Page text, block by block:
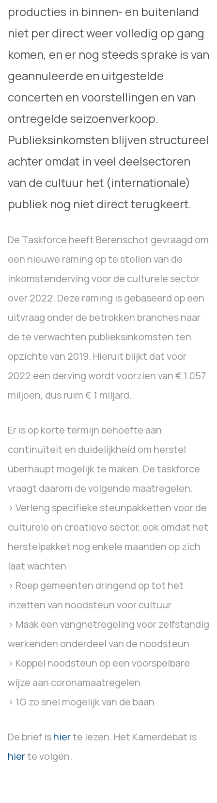
producties in binnen- en buitenland
niet per direct weer volledig op gang
komen, en er nog steeds sprake is van
geannuleerde en uitgestelde
concerten en voorstellingen en van
ontregelde seizoenverkoop.
Publieksinkomsten blijven structureel
achter omdat in veel deelsectoren
van de cultuur het (internationale)
publiek nog niet direct terugkeert.
De Taskforce heeft Berenschot gevraagd om
een nieuwe raming op te stellen van de
inkomstenderving voor de culturele sector
over 2022. Deze raming is gebaseerd op een
uitvraag onder de betrokken branches naar
de te verwachten publieksinkomsten ten
opzichte van 2019. Hieruit blijkt dat voor
2022 een derving wordt voorzien van € 1.057
miljoen, dus ruim € 1 miljard.
Er is op korte termijn behoefte aan
continuïteit en duidelijkheid om herstel
überhaupt mogelijk te maken. De taskforce
vraagt daarom de volgende maatregelen.
> Verleng specifieke steunpakketten voor de
culturele en creatieve sector, ook omdat het
herstelpakket nog enkele maanden op zich
laat wachten
> Roep gemeenten dringend op tot het
inzetten van noodsteun voor cultuur
> Maak een vangnetregeling voor zelfstandig
werkenden onderdeel van de noodsteun
> Koppel noodsteun op een voorspelbare
wijze aan coronamaatregelen
> 1G zo snel mogelijk van de baan
De brief ishierte lezen. Het Kamerdebat is
hierte volgen.